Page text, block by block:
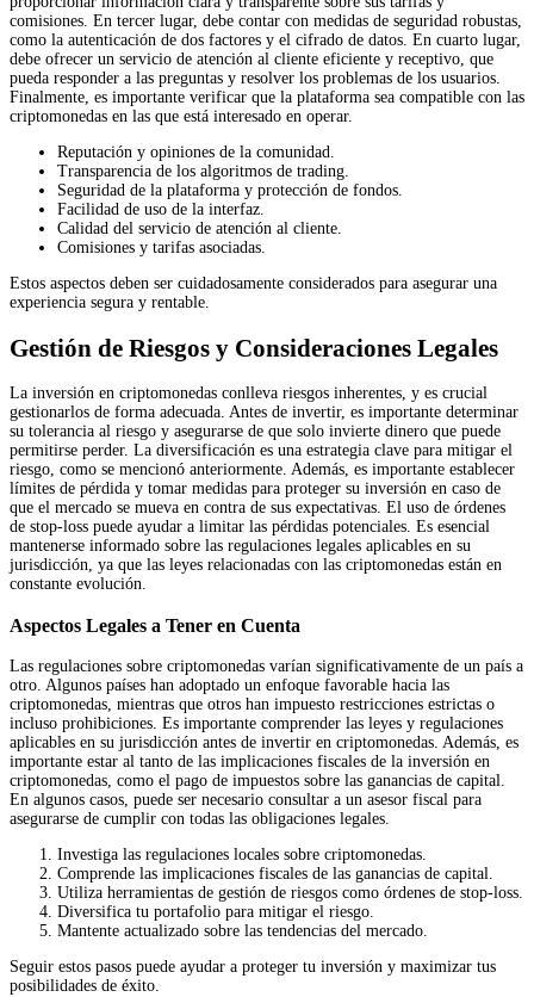
comisiones. En tercer lugar, debe contar con medidas de seguridad robustas,
como la autenticación de dos factores y el cifrado de datos. En cuarto lugar,
debe ofrecer un servicio de atención al cliente eficiente y receptivo, que
pueda responder a las preguntas y resolver los problemas de los usuarios.
Finalmente, es importante verificar que la plataforma sea compatible con las
criptomonedas en las que está interesado en operar.
Reputación y opiniones de la comunidad.
Transparencia de los algoritmos de trading.
Seguridad de la plataforma y protección de fondos.
Facilidad de uso de la interfaz.
Calidad del servicio de atención al cliente.
Comisiones y tarifas asociadas.
Estos aspectos deben ser cuidadosamente considerados para asegurar una
experiencia segura y rentable.
Gestión de Riesgos y Consideraciones Legales
La inversión en criptomonedas conlleva riesgos inherentes, y es crucial
gestionarlos de forma adecuada. Antes de invertir, es importante determinar
su tolerancia al riesgo y asegurarse de que solo invierte dinero que puede
permitirse perder. La diversificación es una estrategia clave para mitigar el
riesgo, como se mencionó anteriormente. Además, es importante establecer
límites de pérdida y tomar medidas para proteger su inversión en caso de
que el mercado se mueva en contra de sus expectativas. El uso de órdenes
de stop-loss puede ayudar a limitar las pérdidas potenciales. Es esencial
mantenerse informado sobre las regulaciones legales aplicables en su
jurisdicción, ya que las leyes relacionadas con las criptomonedas están en
constante evolución.
Aspectos Legales a Tener en Cuenta
Las regulaciones sobre criptomonedas varían significativamente de un país a
otro. Algunos países han adoptado un enfoque favorable hacia las
criptomonedas, mientras que otros han impuesto restricciones estrictas o
incluso prohibiciones. Es importante comprender las leyes y regulaciones
aplicables en su jurisdicción antes de invertir en criptomonedas. Además, es
importante estar al tanto de las implicaciones fiscales de la inversión en
criptomonedas, como el pago de impuestos sobre las ganancias de capital.
En algunos casos, puede ser necesario consultar a un asesor fiscal para
asegurarse de cumplir con todas las obligaciones legales.
Investiga las regulaciones locales sobre criptomonedas.
Comprende las implicaciones fiscales de las ganancias de capital.
Utiliza herramientas de gestión de riesgos como órdenes de stop-loss.
Diversifica tu portafolio para mitigar el riesgo.
Mantente actualizado sobre las tendencias del mercado.
Seguir estos pasos puede ayudar a proteger tu inversión y maximizar tus
posibilidades de éxito.